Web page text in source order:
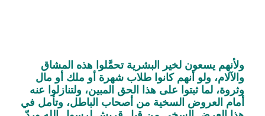
ولأنهم يسعون لخير البشرية تحمَّلوا هذه المشاق
والآلام، ولو أنهم كانوا طلاب شهرة أو ملك أو مال
وثروة، لما ثبتوا على هذا الحق المبين، ولتنازلوا عنه
أمام العروض السخية من أصحاب الباطل، وتأمل في